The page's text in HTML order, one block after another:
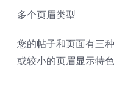
多个页眉类型
您的帖子和页面有三
或较小的页眉显示特色